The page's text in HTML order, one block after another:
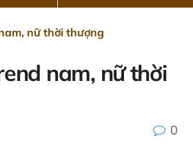
nữ thời thượng
nam, nữ thời
0